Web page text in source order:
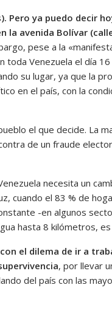
Pero ya puedo decir
la avenida Bolívar
pese a la
toda Venezuela el día
su lugar, ya que la
en el país, con la
el que decide. La
de un fraude
necesita un
cuando el 83 % de
-en algunos
hasta 8 kilómetros,
el dilema de ir a
, por llevar
del país con las